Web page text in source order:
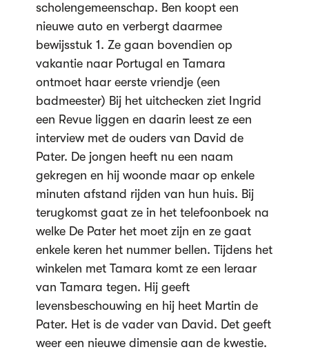
scholengemeenschap. Ben koopt een
nieuwe auto en verbergt daarmee
bewijsstuk 1. Ze gaan bovendien op
vakantie naar Portugal en Tamara
ontmoet haar eerste vriendje (een
badmeester) Bij het uitchecken ziet Ingrid
een Revue liggen en daarin leest ze een
interview met de ouders van David de
Pater. De jongen heeft nu een naam
gekregen en hij woonde maar op enkele
minuten afstand rijden van hun huis. Bij
terugkomst gaat ze in het telefoonboek na
welke De Pater het moet zijn en ze gaat
enkele keren het nummer bellen. Tijdens het
winkelen met Tamara komt ze een leraar
van Tamara tegen. Hij geeft
levensbeschouwing en hij heet Martin de
Pater. Het is de vader van David. Det geeft
weer een nieuwe dimensie aan de kwestie.